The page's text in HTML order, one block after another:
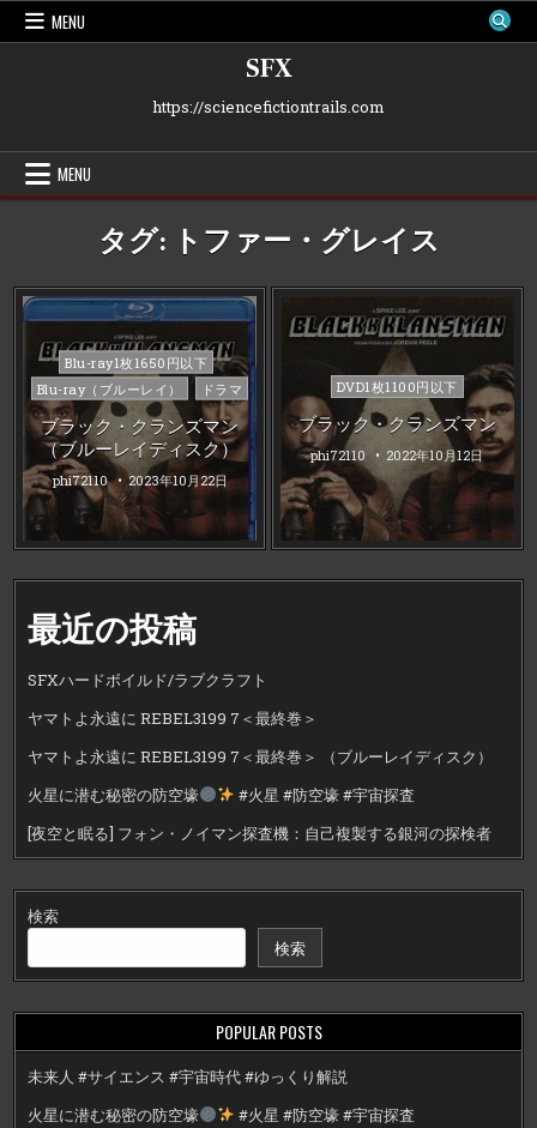
Skip
MENU
SFX
https://sciencefictiontrails.com
MENU
タグ: トファー・グレイス
Posted
in
Blu-ray1枚1650円以下
Blu-ray（ブルーレイ）
ドラマ
ブラック・クランズマン
（ブルーレイディスク）
phi72110 2023年10月22日
Posted
in
DVD1枚1100円以下
ブラック・クランズマン
phi72110 2022年10月12日
最近の投稿
SFXハードボイルド/ラブクラフト
ヤマトよ永遠に REBEL3199 7＜最終巻＞
ヤマトよ永遠に REBEL3199 7＜最終巻＞ （ブルーレイディスク）
火星に潜む秘密の防空壕
#火星 #防空壕 #宇宙探査
[夜空と眠る] フォン・ノイマン探査機：自己複製する銀河の探検者
検索
検索
POPULAR POSTS
未来人 #サイエンス #宇宙時代 #ゆっくり解説
火星に潜む秘密の防空壕
#火星 #防空壕 #宇宙探査